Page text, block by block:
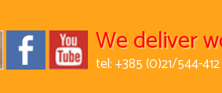
We deliver
tel: +385 (0)21/544-